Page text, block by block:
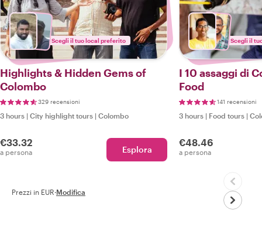
Scegli il tuo local preferito
Highlights & Hidden Gems of
Colombo
329 recensioni
3 hours | City highlight tours | Colombo
€33.32
a persona Esplora
Scegli il
I 10 assaggi di
Food
141 recensioni
3 hours | Food tours |
€48.46
a persona
Prezzi in EUR·Modifica